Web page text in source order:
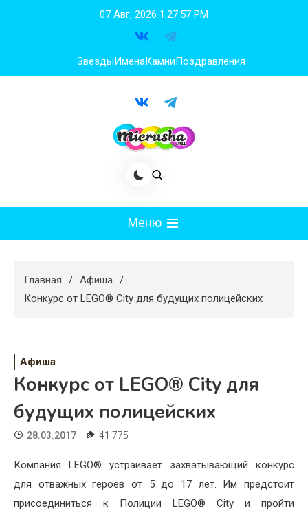
07 Авг, 2026 1:27:57 PM
ЗвездыИменаКамниПоздравления
Меню
Худеем
Свадьба
Дом
Жизнь
Хобби
Красота
Главная
Афиша
Конкурс от LEGO® City для будущих полицейских
Афиша
Конкурс от LEGO® City для
будущих полицейских
28.03.2017 41 775
Компания LEGO® устраивает захватывающий конкурс
для отважных героев от 5 до 17 лет. Им предстоит
присоединиться к Полиции LEGO® City и пройти